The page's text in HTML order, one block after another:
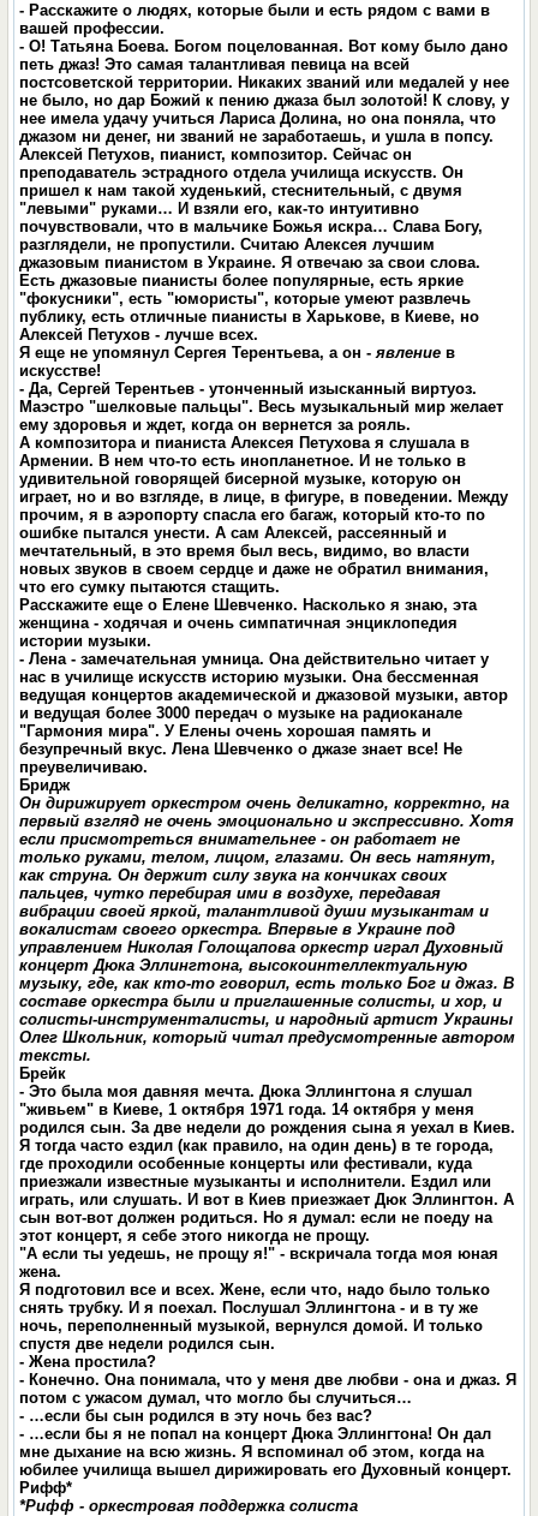
- Расскажите о людях, которые были и есть рядом с вами в
вашей профессии.
- О! Татьяна Боева. Богом поцелованная. Вот кому было дано
петь джаз! Это самая талантливая певица на всей
постсоветской территории. Никаких званий или медалей у нее
не было, но дар Божий к пению джаза был золотой! К слову, у
нее имела удачу учиться Лариса Долина, но она поняла, что
джазом ни денег, ни званий не заработаешь, и ушла в попсу.
Алексей Петухов, пианист, композитор. Сейчас он
преподаватель эстрадного отдела училища искусств. Он
пришел к нам такой худенький, стеснительный, с двумя
"левыми" руками… И взяли его, как-то интуитивно
почувствовали, что в мальчике Божья искра… Слава Богу,
разглядели, не пропустили. Считаю Алексея лучшим
джазовым пианистом в Украине. Я отвечаю за свои слова.
Есть джазовые пианисты более популярные, есть яркие
"фокусники", есть "юмористы", которые умеют развлечь
публику, есть отличные пианисты в Харькове, в Киеве, но
Алексей Петухов - лучше всех.
Я еще не упомянул Сергея Терентьева, а он -явление в
искусстве!
- Да, Сергей Терентьев - утонченный изысканный виртуоз.
Маэстро "шелковые пальцы". Весь музыкальный мир желает
ему здоровья и ждет, когда он вернется за рояль.
А композитора и пианиста Алексея Петухова я слушала в
Армении. В нем что-то есть инопланетное. И не только в
удивительной говорящей бисерной музыке, которую он
играет, но и во взгляде, в лице, в фигуре, в поведении. Между
прочим, я в аэропорту спасла его багаж, который кто-то по
ошибке пытался унести. А сам Алексей, рассеянный и
мечтательный, в это время был весь, видимо, во власти
новых звуков в своем сердце и даже не обратил внимания,
что его сумку пытаются стащить.
Расскажите еще о Елене Шевченко. Насколько я знаю, эта
женщина - ходячая и очень симпатичная энциклопедия
истории музыки.
- Лена - замечательная умница. Она действительно читает у
нас в училище искусств историю музыки. Она бессменная
ведущая концертов академической и джазовой музыки, автор
и ведущая более 3000 передач о музыке на радиоканале
"Гармония мира". У Елены очень хорошая память и
безупречный вкус. Лена Шевченко о джазе знает все! Не
преувеличиваю.
Бридж
Он дирижирует оркестром очень деликатно, корректно, на
первый взгляд не очень эмоционально и экспрессивно. Хотя
если присмотреться внимательнее - он работает не
только руками, телом, лицом, глазами. Он весь натянут,
как струна. Он держит силу звука на кончиках своих
пальцев, чутко перебирая ими в воздухе, передавая
вибрации своей яркой, талантливой души музыкантам и
вокалистам своего оркестра. Впервые в Украине под
управлением Николая Голощапова оркестр играл Духовный
концерт Дюка Эллингтона, высокоинтеллектуальную
музыку, где, как кто-то говорил, есть только Бог и джаз. В
составе оркестра были и приглашенные солисты, и хор, и
солисты-инструменталисты, и народный артист Украины
Олег Школьник, который читал предусмотренные автором
тексты.
Брейк
- Это была моя давняя мечта.Дюка Эллингтона я слушал
"живьем" в Киеве, 1 октября 1971 года. 14 октября у меня
родился сын. За две недели до рождения сына я уехал в Киев.
Я тогда часто ездил (как правило, на один день) в те города,
где проходили особенные концерты или фестивали, куда
приезжали известные музыканты и исполнители. Ездил или
играть, или слушать. И вот в Киев приезжает Дюк Эллингтон. А
сын вот-вот должен родиться. Но я думал: если не поеду на
этот концерт, я себе этого никогда не прощу.
"А если ты уедешь, не прощу я!" - вскричала тогда моя юная
жена.
Я подготовил все и всех. Жене, если что, надо было только
снять трубку. И я поехал. Послушал Эллингтона - и в ту же
ночь, переполненный музыкой, вернулся домой. И только
спустя две недели родился сын.
- Жена простила?
- Конечно. Она понимала, что у меня две любви - она и джаз. Я
потом с ужасом думал, что могло бы случиться…
- …если бы сын родился в эту ночь без вас?
- …если бы я не попал на концерт Дюка Эллингтона! Он дал
мне дыхание на всю жизнь. Я вспоминал об этом, когда на
юбилее училища вышел дирижировать его Духовный концерт.
Рифф*
*Рифф - оркестровая поддержка солиста